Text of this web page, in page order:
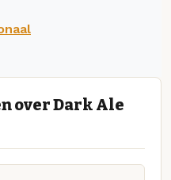
over Dark Ale